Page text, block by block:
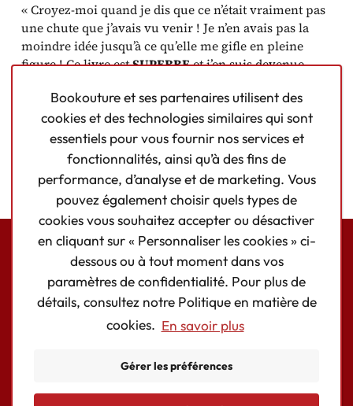
« Croyez-moi quand je dis que ce n’était vraiment pas
une chute que j’avais vu venir ! Je n’en avais pas la
moindre idée jusqu’à ce qu’elle me gifle en pleine
figure ! Ce livre estSUPERBEet j’en suis devenue
, ⭐⭐⭐⭐⭐
L’un des MEILLEURS thrillers
que j’ai lus depuis des
années !Exceptionnel et addictif . » Lecteur
Goodreads, ⭐⭐⭐⭐⭐
FacebookInstagram
AUTEURS/AUTEURES
LIVRES
Bookouture et ses partenaires utilisent des
cookies et des technologies similaires qui sont
essentiels pour vous fournir nos services et
fonctionnalités, ainsi qu’à des fins de
performance, d’analyse et de marketing. Vous
pouvez également choisir quels types de
cookies vous souhaitez accepter ou désactiver
en cliquant sur « Personnaliser les cookies » ci-
dessous ou à tout moment dans vos
paramètres de confidentialité. Pour plus de
détails, consultez notre Politique en matière de
cookies. En savoir plus
Gérer les préférences